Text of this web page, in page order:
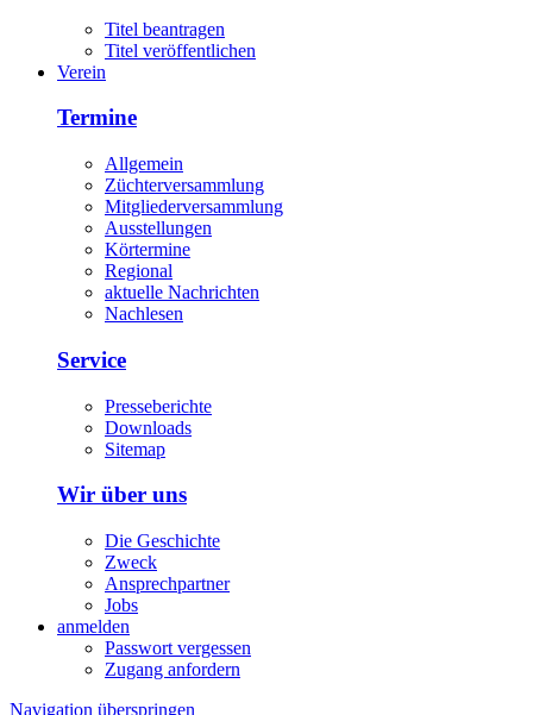
Titel beantragen
Titel veröffentlichen
Verein
Termine
Allgemein
Züchterversammlung
Mitgliederversammlung
Ausstellungen
Körtermine
Regional
aktuelle Nachrichten
Nachlesen
Service
Presseberichte
Downloads
Sitemap
Wir über uns
Die Geschichte
Zweck
Ansprechpartner
Jobs
anmelden
Passwort vergessen
Zugang anfordern
Navigation überspringen